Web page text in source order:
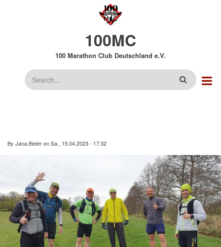
100MC
100 Marathon Club Deutschland e.V.
Suche
By Jana.BieleronSa., 15.04.2023 - 17:32